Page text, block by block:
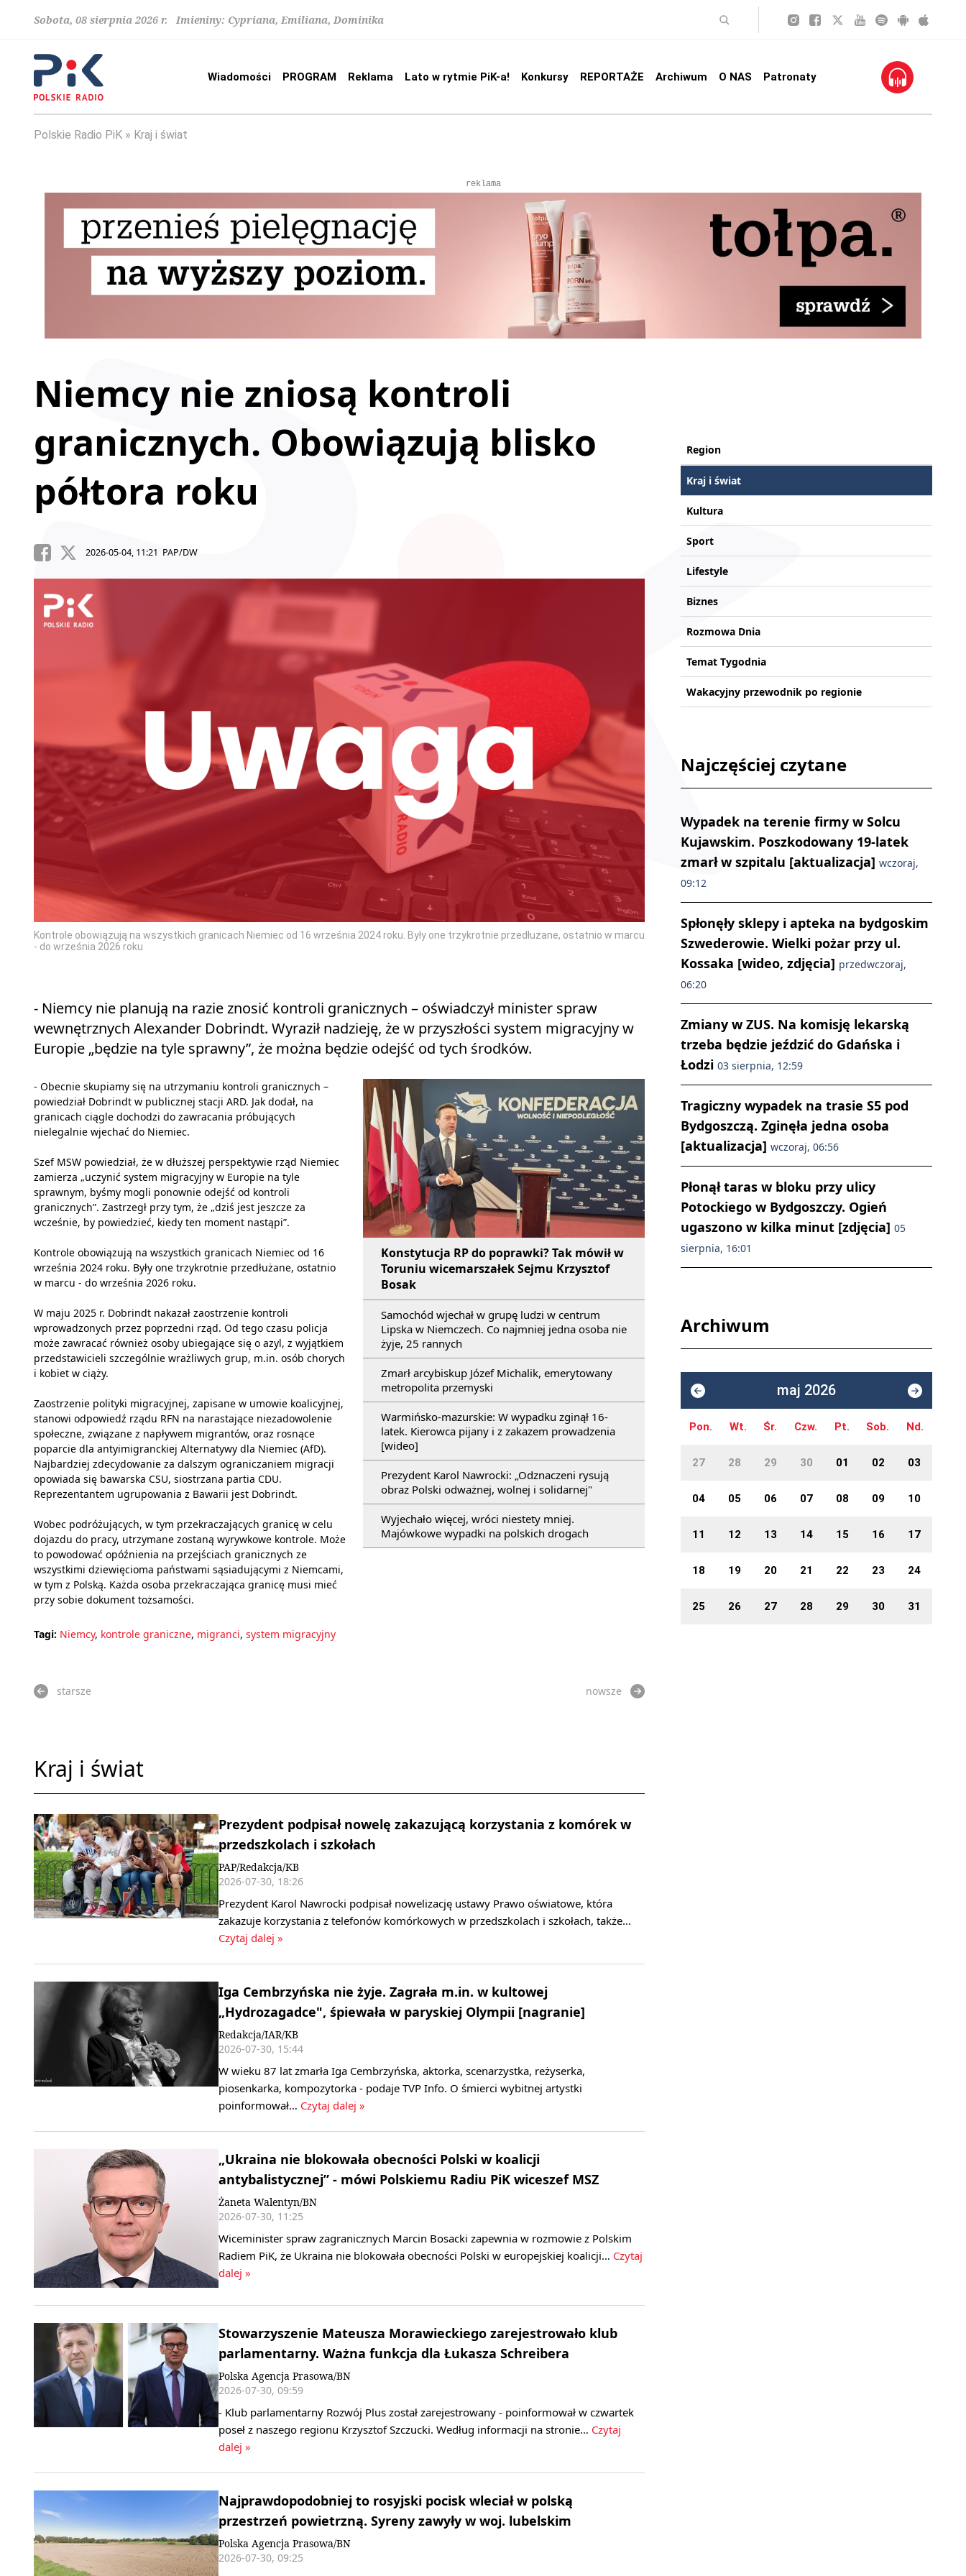
Sobota, 08 sierpnia 2026 r. Imieniny: Cypriana, Emiliana, Dominika
Wiadomości PROGRAM Reklama Lato w rytmie PiK-a! Konkursy REPORTAŻE Archiwum O NAS Patronaty
Polskie Radio PiK Kraj i świat
reklama
Niemcy nie zniosą kontroli
granicznych. Obowiązują blisko
półtora roku
2026-05-04, 11:21 PAP/DW
Kontrole obowiązują na wszystkich granicach Niemiec od 16 września 2024 roku. Były one trzykrotnie przedłużane, ostatnio w marcu
- do września 2026 roku
- Niemcy nie planują na razie znosić kontroli granicznych – oświadczył minister spraw
wewnętrznych Alexander Dobrindt. Wyraził nadzieję, że w przyszłości system migracyjny w
Europie „będzie na tyle sprawny”, że można będzie odejść od tych środków.
Konstytucja RP do poprawki? Tak mówił w
Toruniu wicemarszałek Sejmu Krzysztof
Bosak
Samochód wjechał w grupę ludzi w centrum
Lipska w Niemczech. Co najmniej jedna osoba nie
żyje, 25 rannych
Zmarł arcybiskup Józef Michalik, emerytowany
metropolita przemyski
Warmińsko-mazurskie: W wypadku zginął 16-
latek. Kierowca pijany i z zakazem prowadzenia
[wideo]
Prezydent Karol Nawrocki: „Odznaczeni rysują
obraz Polski odważnej, wolnej i solidarnej"
Wyjechało więcej, wróci niestety mniej.
Majówkowe wypadki na polskich drogach
- Obecnie skupiamy się na utrzymaniu kontroli granicznych –
powiedział Dobrindt w publicznej stacji ARD. Jak dodał, na
granicach ciągle dochodzi do zawracania próbujących
nielegalnie wjechać do Niemiec.
Szef MSW powiedział, że w dłuższej perspektywie rząd Niemiec
zamierza „uczynić system migracyjny w Europie na tyle
sprawnym, byśmy mogli ponownie odejść od kontroli
granicznych”. Zastrzegł przy tym, że „dziś jest jeszcze za
wcześnie, by powiedzieć, kiedy ten moment nastąpi”.
Kontrole obowiązują na wszystkich granicach Niemiec od 16
września 2024 roku. Były one trzykrotnie przedłużane, ostatnio
w marcu - do września 2026 roku.
W maju 2025 r. Dobrindt nakazał zaostrzenie kontroli
wprowadzonych przez poprzedni rząd. Od tego czasu policja
może zawracać również osoby ubiegające się o azyl, z wyjątkiem
przedstawicieli szczególnie wrażliwych grup, m.in. osób chorych
i kobiet w ciąży.
Zaostrzenie polityki migracyjnej, zapisane w umowie koalicyjnej,
stanowi odpowiedź rządu RFN na narastające niezadowolenie
społeczne, związane z napływem migrantów, oraz rosnące
poparcie dla antyimigranckiej Alternatywy dla Niemiec (AfD).
Najbardziej zdecydowanie za dalszym ograniczaniem migracji
opowiada się bawarska CSU, siostrzana partia CDU.
Reprezentantem ugrupowania z Bawarii jest Dobrindt.
Wobec podróżujących, w tym przekraczających granicę w celu
dojazdu do pracy, utrzymane zostaną wyrywkowe kontrole. Może
to powodować opóźnienia na przejściach granicznych ze
wszystkimi dziewięcioma państwami sąsiadującymi z Niemcami,
w tym z Polską. Każda osoba przekraczająca granicę musi mieć
przy sobie dokument tożsamości.
Tagi: Niemcy, kontrole graniczne, migranci, system migracyjny
starsze nowsze
Kraj i świat
Prezydent podpisał nowelę zakazującą korzystania z komórek w
przedszkolach i szkołach
PAP/Redakcja/KB
2026-07-30, 18:26
Prezydent Karol Nawrocki podpisał nowelizację ustawy Prawo oświatowe, która
zakazuje korzystania z telefonów komórkowych w przedszkolach i szkołach, także…
Czytaj dalej »
Iga Cembrzyńska nie żyje. Zagrała m.in. w kultowej
„Hydrozagadce", śpiewała w paryskiej Olympii [nagranie]
Redakcja/IAR/KB
2026-07-30, 15:44
W wieku 87 lat zmarła Iga Cembrzyńska, aktorka, scenarzystka, reżyserka,
piosenkarka, kompozytorka - podaje TVP Info. O śmierci wybitnej artystki
poinformował… Czytaj dalej »
„Ukraina nie blokowała obecności Polski w koalicji
antybalistycznej” - mówi Polskiemu Radiu PiK wiceszef MSZ
Żaneta Walentyn/BN
2026-07-30, 11:25
Wiceminister spraw zagranicznych Marcin Bosacki zapewnia w rozmowie z Polskim
Radiem PiK, że Ukraina nie blokowała obecności Polski w europejskiej koalicji… Czytaj
dalej »
Stowarzyszenie Mateusza Morawieckiego zarejestrowało klub
parlamentarny. Ważna funkcja dla Łukasza Schreibera
Polska Agencja Prasowa/BN
2026-07-30, 09:59
- Klub parlamentarny Rozwój Plus został zarejestrowany - poinformował w czwartek
poseł z naszego regionu Krzysztof Szczucki. Według informacji na stronie… Czytaj
dalej »
Najprawdopodobniej to rosyjski pocisk wleciał w polską
przestrzeń powietrzną. Syreny zawyły w woj. lubelskim
Polska Agencja Prasowa/BN
2026-07-30, 09:25
Region
Kraj i świat
Kultura
Sport
Lifestyle
Biznes
Rozmowa Dnia
Temat Tygodnia
Wakacyjny przewodnik po regionie
Najczęściej czytane
Wypadek na terenie firmy w Solcu
Kujawskim. Poszkodowany 19-latek
zmarł w szpitalu [aktualizacja] wczoraj,
09:12
Spłonęły sklepy i apteka na bydgoskim
Szwederowie. Wielki pożar przy ul.
Kossaka [wideo, zdjęcia] przedwczoraj,
06:20
Zmiany w ZUS. Na komisję lekarską
trzeba będzie jeździć do Gdańska i
Łodzi 03 sierpnia, 12:59
Tragiczny wypadek na trasie S5 pod
Bydgoszczą. Zginęła jedna osoba
[aktualizacja] wczoraj, 06:56
Płonął taras w bloku przy ulicy
Potockiego w Bydgoszczy. Ogień
ugaszono w kilka minut [zdjęcia] 05
sierpnia, 16:01
Archiwum
maj 2026
Pon. Wt. Śr. Czw. Pt. Sob. Nd.
27 28 29 30 01 02 03
04 05 06 07 08 09 10
11 12 13 14 15 16 17
18 19 20 21 22 23 24
25 26 27 28 29 30 31